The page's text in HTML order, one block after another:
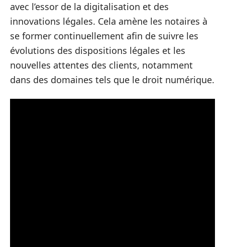
avec l’essor de la digitalisation et des
innovations légales. Cela amène les notaires à
se former continuellement afin de suivre les
évolutions des dispositions légales et les
nouvelles attentes des clients, notamment
dans des domaines tels que le droit numérique.